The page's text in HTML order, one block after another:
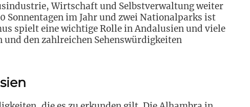
Wirtschaft und Selbstverwaltung weiter
im Jahr und zwei Nationalparks ist
spielt eine wichtige Rolle in Andalusien und viele
und den zahlreichen Sehenswürdigkeiten